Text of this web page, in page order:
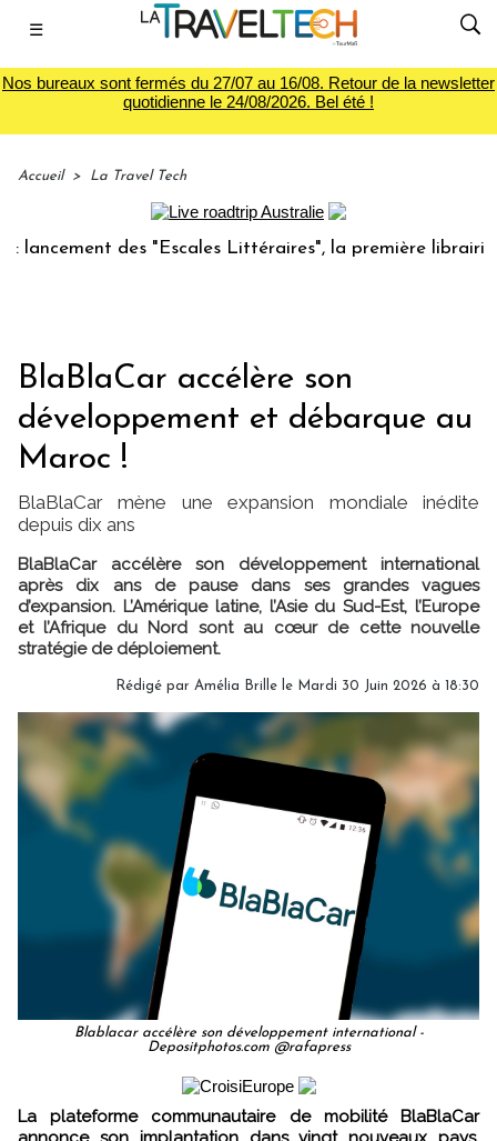
☰
Nos bureaux sont fermés du 27/07 au 16/08. Retour de la newsletter
quotidienne le 24/08/2026. Bel été !
Accueil > La Travel Tech
des "Escales Littéraires", la première librairie du
BlaBlaCar accélère son
développement et débarque au
Maroc !
BlaBlaCar mène une expansion mondiale inédite
depuis dix ans
BlaBlaCar accélère son développement international
après dix ans de pause dans ses grandes vagues
d’expansion. L’Amérique latine, l’Asie du Sud-Est, l’Europe
et l’Afrique du Nord sont au cœur de cette nouvelle
stratégie de déploiement.
Rédigé par Amélia Brille le Mardi 30 Juin 2026 à 18:30
Blablacar accélère son développement international -
Depositphotos.com @rafapress
La plateforme communautaire de mobilité BlaBlaCar